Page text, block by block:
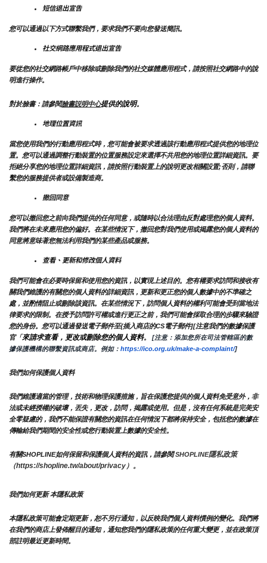
短信退出宣告
您可以通過以下方式聯繫我們，要求我們不要向您發送簡訊。
社交網路應用程式退出宣告
要從您的社交網路帳戶中移除或刪除我們的社交媒體應用程式，請按照社交網路中的說
明進行操作。
對於臉書：請參閱臉書説明中心提供的說明。
地理位置資訊
當您使用我們的行動應用程式時，您可能會被要求透過該行動應用程式提供您的地理位
置。您可以通過調整行動裝置的位置服務設定來選擇不共用您的地理位置詳細資訊。要
拒絕分享您的地理位置詳細資訊，請按照行動裝置上的說明更改相關設置;否則，請聯
繫您的服務提供者或設備製造商。
撤回同意
您可以撤回您之前向我們提供的任何同意，或隨時以合法理由反對處理您的個人資料。
我們將在未來應用您的偏好。在某些情況下，撤回您對我們使用或揭露您的個人資料的
同意將意味著您無法利用我們的某些產品或服務。
查看、更新和修改個人資料
我們可能會在必要時保留和使用您的資訊，以實現上述目的。您有權要求訪問和接收有
關我們維護的有關您的個人資料的詳細資訊，更新和更正您的個人數據中的不準確之
處，並酌情阻止或刪除該資訊。在某些情況下，訪問個人資料的權利可能會受到當地法
律要求的限制。在授予訪問許可權或進行更正之前，我們可能會採取合理的步驟來驗證
您的身份。您可以通過發送電子郵件至{插入商店的CS電子郵件][注意我們的數據保護
官「來請求查看，更改或刪除您的個人資料。
[注意：添加您所在司法管轄區的數
據保護機構的聯繫資訊或商店。例如： https://ico.org.uk/make-a-complaint/]
我們如何保護個人資料
我們維護適當的管理，技術和物理保護措施，旨在保護您提供的個人資料免受意外，非
法或未經授權的破壞，丟失，更改，訪問，揭露或使用。但是，沒有任何系統是完美安
全零疑慮的，我們不能保證有關您的資訊在任何情況下都將保持安全，包括您的數據在
傳輸給我們期間的安全性或您行動裝置上數據的安全性。
有關SHOPLINE如何保留和保護個人資料的資訊，請參閱 SHOPLINE隱私政策
（https://shopline.tw/about/privacy）。
我們如何更新 本隱私政策
本隱私政策可能會定期更新，恕不另行通知，以反映我們個人資料慣例的變化。我們將
在我們的商店上發佈醒目的通知，通知您我們的隱私政策的任何重大變更，並在政策頂
部註明最近更新時間。